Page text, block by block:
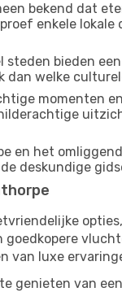
bekend dat
enkele
steden bieden
dan welke
momenten
en het
deskundige
van luxe
genieten van